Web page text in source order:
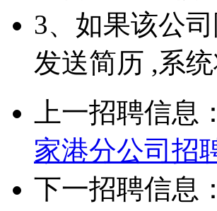
3、如果该公
发送简历 ,系
上一招聘信息
家港分公司招
下一招聘信息